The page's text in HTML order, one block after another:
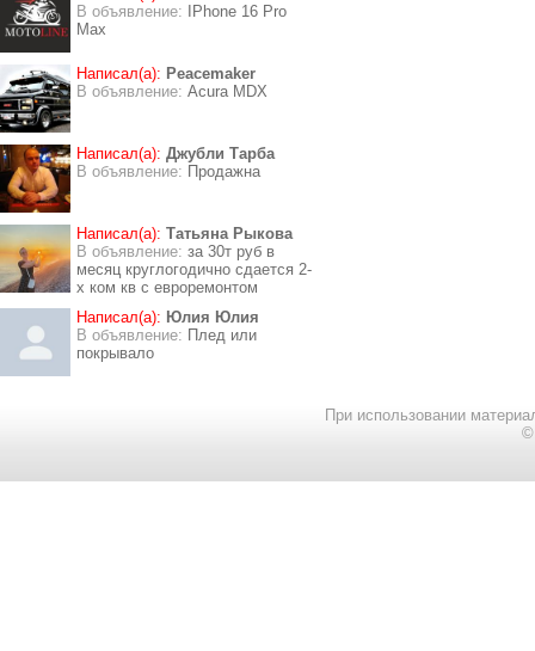
В объявление:
IPhone 16 Pro
Max
Написал(а): Peacemaker
В объявление: Acura MDX
Написал(а): Джубли Тарба
В объявление: Продажна
Написал(а): Татьяна Рыкова
В объявление: за 30т руб в
месяц круглогодично сдается 2-
х ком кв с евроремонтом
Написал(а): Юлия Юлия
В объявление: Плед или
покрывало
При использовании